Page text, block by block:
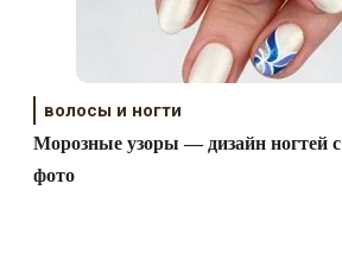
волосы и ногти
Морозные узоры — дизайн ногтей с
фото